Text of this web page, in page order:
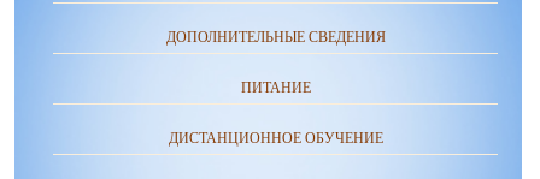
ДОПОЛНИТЕЛЬНЫЕ СВЕДЕНИЯ
ПИТАНИЕ
ДИСТАНЦИОННОЕ ОБУЧЕНИЕ